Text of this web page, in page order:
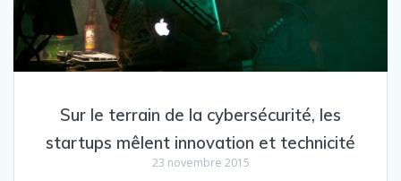
Sur le terrain de la cybersécurité, les
startups mêlent innovation et technicité
23 novembre 2015